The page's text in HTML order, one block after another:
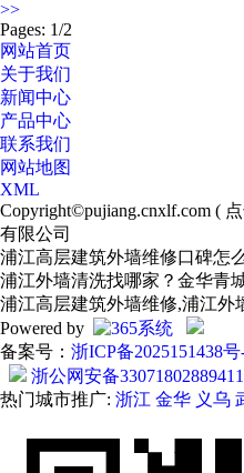
>>
Pages: 1/2
网站首页
关于我们
新闻中心
产品中心
联系我们
网站地图
XML
Copyright©pujiang.cnxlf.com (
有限公司
浦江高层建筑外墙维修口碑怎
浦江外墙清洗找哪家？金华青
浦江高层建筑外墙维修,浦江外
Powered by
备案号： 浙ICP备2025151438号
浙公网安备
热门城市推广: 浙江 金华 义乌